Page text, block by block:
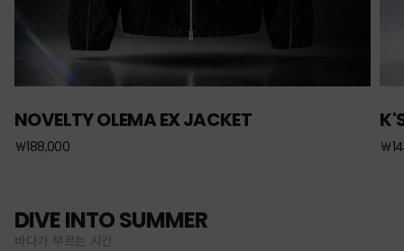
NOVELTY OLEMA EX JACKET
￦188,000 ￦
DIVE INTO SUMMER
바다가 부르는 시간